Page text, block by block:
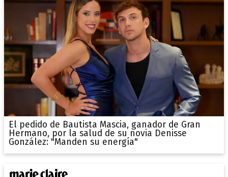
El pedido de Bautista Mascia, ganador de Gran
Hermano, por la salud de su novia Denisse
González: "Manden su energía"